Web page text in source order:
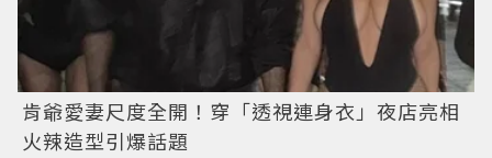
肯爺愛妻尺度全開！穿「透視連身衣」夜店亮相
火辣造型引爆話題